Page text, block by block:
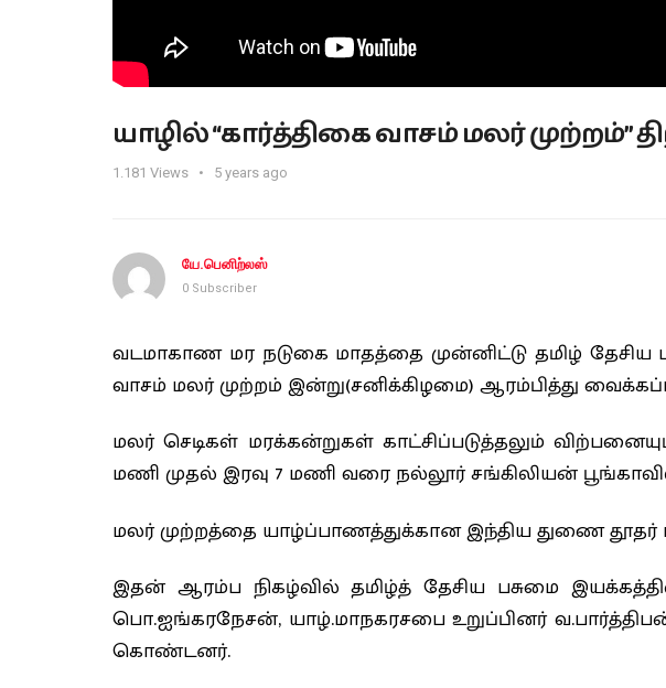
யாழில் “கார்த்திகை வாசம் மலர் முற்றம்”
1.181 Views 5 years ago
யே.பெனிற்லஸ்
0 Subscriber
வடமாகாண மர நடுகை மாதத்தை முன்னிட்டு தமிழ்
வாசம் மலர் முற்றம் இன்று(சனிக்கிழமை) ஆரம்பித்து
மலர் செடிகள் மரக்கன்றுகள் காட்சிப்படுத்தலும்
மணி முதல் இரவு 7 மணி வரை நல்லூர் சங்கிலியன்
மலர் முற்றத்தை யாழ்ப்பாணத்துக்கான இந்திய துணை
இதன் ஆரம்ப நிகழ்வில் தமிழ்த் தேசிய பசுமை
பொ.ஐங்கரநேசன், யாழ்.மாநகரசபை உறுப்பினர்
கொண்டனர்.